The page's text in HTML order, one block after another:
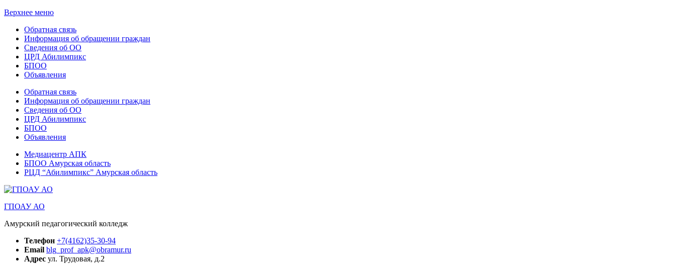
Верхнее меню
Обратная связь
Информация об обращении граждан
Сведения об ОО
ЦРД Абилимпикс
БПОО
Объявления
Обратная связь
Информация об обращении граждан
Сведения об ОО
ЦРД Абилимпикс
БПОО
Объявления
Медиацентр АПК
БПОО Амурская область
РЦД “Абилимпикс” Амурская область
ГПОАУ АО
Амурский педагогический колледж
Телефон +7(4162)35-30-94
Email blg_prof_apk@obramur.ru
Адрес ул. Трудовая, д.2